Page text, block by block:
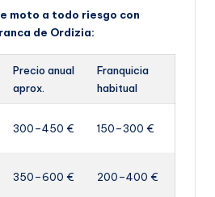
moto a todo riesgo con
de Ordizia:
Precio anual
aprox.
Franquicia
habitual
300–450 € 150–300 €
350–600 € 200–400 €